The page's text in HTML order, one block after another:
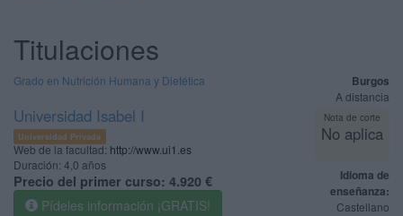
Titulaciones
Burgos
A distancia
Nota de corte
No aplica
Idioma de
enseñanza:
Castellano
Grado en Nutrición Humana y Dietética
Universidad Isabel I
Universidad Privada
Web de la facultad: http://www.ui1.es
Duración: 4,0 años
Precio del primer curso: 4.920 €
Pídeles información ¡GRATIS!